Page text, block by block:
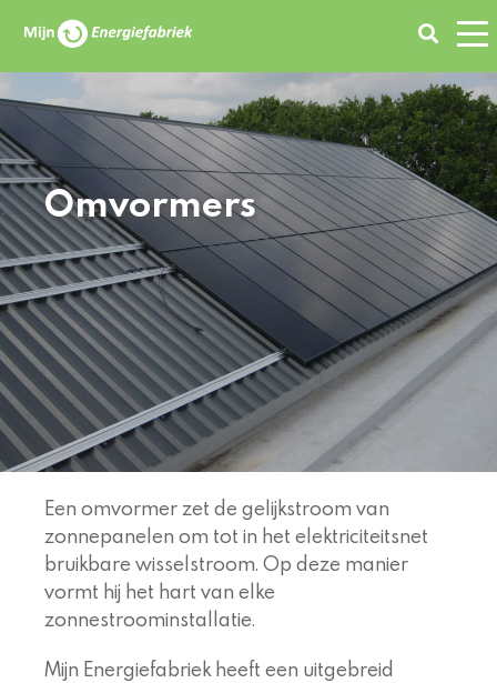
Omvormers
Een omvormer zet de gelijkstroom van
zonnepanelen om tot in het elektriciteitsnet
bruikbare wisselstroom. Op deze manier
vormt hij het hart van elke
zonnestroominstallatie.
Mijn Energiefabriek heeft een uitgebreid